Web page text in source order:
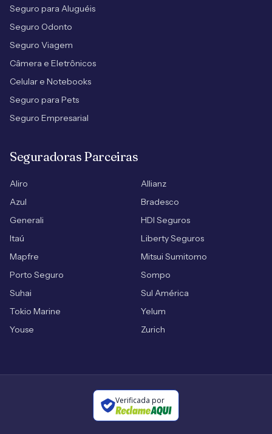
Seguro para Aluguéis
Seguro Odonto
Seguro Viagem
Câmera e Eletrônicos
Celular e Notebooks
Seguro para Pets
Seguro Empresarial
Seguradoras Parceiras
Aliro
Allianz
Azul
Bradesco
Generali
HDI Seguros
Itaú
Liberty Seguros
Mapfre
Mitsui Sumitomo
Porto Seguro
Sompo
Suhai
Sul América
Tokio Marine
Yelum
Youse
Zurich
Verificada por